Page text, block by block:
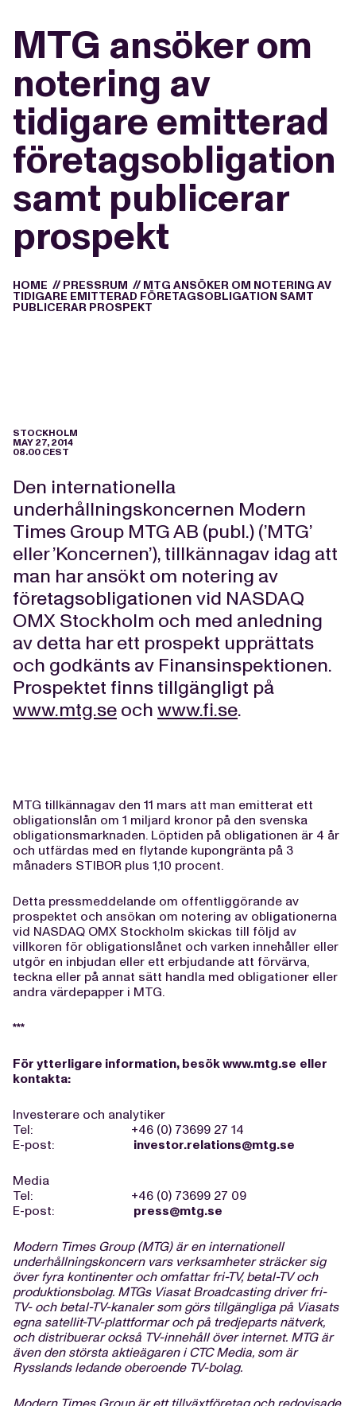
MTG ansöker om
notering av
tidigare emitterad
företagsobligation
samt publicerar
prospekt
HOME // PRESSRUM // MTG ANSÖKER OM NOTERING AV
TIDIGARE EMITTERAD FÖRETAGSOBLIGATION SAMT
PUBLICERAR PROSPEKT
STOCKHOLM
MAY 27, 2014
08.00 CEST
Den internationella
underhållningskoncernen Modern
Times Group MTG AB (publ.) (’MTG’
eller ’Koncernen’), tillkännagav idag att
man har ansökt om notering av
företagsobligationen vid NASDAQ
OMX Stockholm och med anledning
av detta har ett prospekt upprättats
och godkänts av Finansinspektionen.
Prospektet finns tillgängligt på
www.mtg.se och www.fi.se.
MTG tillkännagav den 11 mars att man emitterat ett
obligationslån om 1 miljard kronor på den svenska
obligationsmarknaden. Löptiden på obligationen är 4 år
och utfärdas med en flytande kupongränta på 3
månaders STIBOR plus 1,10 procent.
Detta pressmeddelande om offentliggörande av
prospektet och ansökan om notering av obligationerna
vid NASDAQ OMX Stockholm skickas till följd av
villkoren för obligationslånet och varken innehåller eller
utgör en inbjudan eller ett erbjudande att förvärva,
teckna eller på annat sätt handla med obligationer eller
andra värdepapper i MTG.
***
För ytterligare information, besökwww.mtg.se eller
kontakta:
Investerare och analytiker
Tel: +46 (0) 73699 27 14
E-post: investor.relations@mtg.se
Media
Tel: +46 (0) 73699 27 09
E-post: press@mtg.se
Modern Times Group (MTG) är en internationell
underhållningskoncern vars verksamheter sträcker sig
över fyra kontinenter och omfattar fri-TV, betal-TV och
produktionsbolag. MTGs Viasat Broadcasting driver fri-
TV- och betal-TV-kanaler som görs tillgängliga på Viasats
egna satellit-TV-plattformar och på tredjeparts nätverk,
och distribuerar också TV-innehåll över internet. MTG är
även den största aktieägaren i CTC Media, som är
Rysslands ledande oberoende TV-bolag.